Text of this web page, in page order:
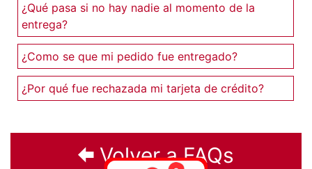
¿Qué pasa si no hay nadie al momento de la
entrega?
¿Como se que mi pedido fue entregado?
¿Por qué fue rechazada mi tarjeta de crédito?
Volver a FAQs